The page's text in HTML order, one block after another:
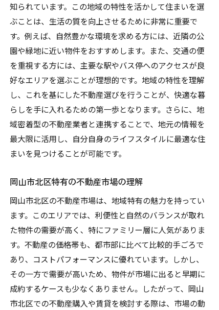
知られています。この地域の特性を活かして住まいを選
ぶことは、生活の質を向上させるために非常に重要で
す。例えば、自然豊かな環境を求める方には、近隣の公
園や緑地に近い物件をおすすめします。また、交通の便
を重視する方には、主要な駅やバス停へのアクセスが良
好なエリアを選ぶことが理想的です。地域の特性を理解
し、これを基にした不動産選びを行うことが、快適な暮
らしを手に入れるための第一歩となります。さらに、地
域密着型の不動産業者と連携することで、地元の情報を
最大限に活用し、自分自身のライフスタイルに最適な住
まいを見つけることが可能です。
岡山市北区特有の不動産市場の理解
岡山市北区の不動産市場は、地域特有の魅力を持ってい
ます。このエリアでは、利便性と自然のバランスが取れ
た物件の需要が高く、特にファミリー層に人気がありま
す。不動産の価格帯も、都市部に比べて比較的手ごろで
あり、コストパフォーマンスに優れています。しかし、
その一方で需要が高いため、物件が市場に出ると早期に
成約するケースも少なくありません。したがって、岡山
市北区での不動産購入や賃貸を検討する際は、市場の動